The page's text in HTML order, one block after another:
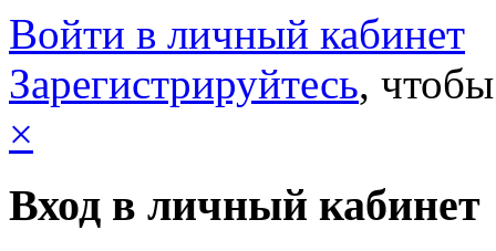
Войти в личный кабинет
Зарегистрируйтесь,
×
Вход в личный кабинет